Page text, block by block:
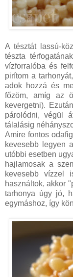
A tésztát lassú-
tészta
vízforralóba és
pirítom a
adok hozzá és
főzöm, amíg az
kevergetni).
párolódni, végül
tálalásig
Amire fontos
kevesebb legyen
utóbbi esetben
hajlamosak a
kevesebb vízzel
használtok, akkor
tarhonya úgy jó,
egymáshoz, így